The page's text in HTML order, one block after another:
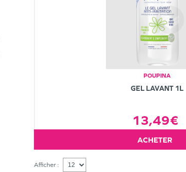
POUPINA
GEL LAVANT 1L
13,49€
ACHETER
Afficher :